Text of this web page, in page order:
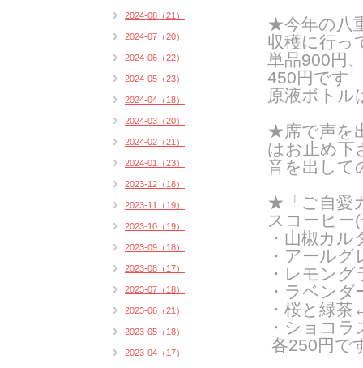
★今年の八
収穫に行っ
単品900円
450円です
原液ボトル
★席で声を
はお止め下
音を出して
★「ご自愛
スコーヒー
・山椒カ
・アール
・レモン
・ラベン
・桜と緑
・ショコ
各250円で
2024-08（21）
2024-07（20）
2024-06（22）
2024-05（23）
2024-04（18）
2024-03（20）
2024-02（21）
2024-01（23）
2023-12（18）
2023-11（19）
2023-10（19）
2023-09（18）
2023-08（17）
2023-07（18）
2023-06（21）
2023-05（18）
2023-04（17）